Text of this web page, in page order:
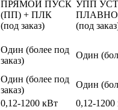
ПРЯМОЙ ПУСК
(ПП) + ПЛК
(под заказ)
УПП
(под
Один (более под
заказ)
Один
Один (более под
заказ)
Один
0,12-1200 кВт 0,12-1200